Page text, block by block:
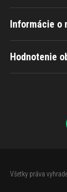
Informácie o
Hodnotenie
Všetky práva